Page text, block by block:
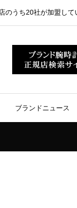
うち20社が加盟して
ブランドニュース